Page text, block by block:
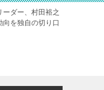
ダー、村田裕之
を独自の切り口